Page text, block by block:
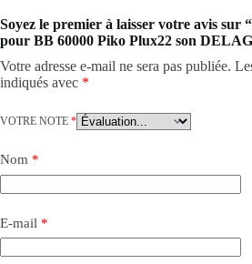
Soyez le premier à laisser votre avis sur
pour BB 60000 Piko Plux22 son
Votre adresse e-mail ne sera pas publiée.
indiqués avec *
VOTRE NOTE *
Nom *
E-mail *